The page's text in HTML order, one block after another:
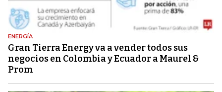
ENERGÍA
Gran Tierra Energy va a vender todos sus
negocios en Colombia y Ecuador a Maurel &
Prom